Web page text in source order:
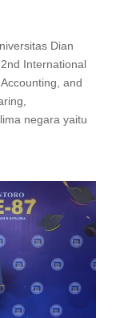
Dian
International
and
negara yaitu